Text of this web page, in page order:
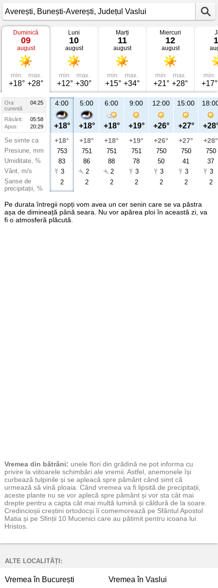
Vremea
Averești
Bunești-
Averești,
Județul
Vaslui
Duminică
09
august
min.
+18°
max.
+28°
Luni
10
august
min.
+12°
max.
+30°
Marți
11
august
min.
+15°
max.
+34°
Miercuri
12
august
min.
+21°
max.
+28°
min.
+17°
Ora
04:25
curentă
Răsărit:
05:58
Apus:
20:29
Se simte ca
Presiune, mm
Umiditate, %
Vânt, m/s
Șanse de
precipitații, %
4:00
+18°
+18°
753
83
3
2
5:00
+18°
+18°
751
86
2
2
6:00
+18°
+18°
751
88
2
2
9:00
+19°
+19°
751
78
3
2
12:00
+26°
+26°
750
50
3
2
15:00
+27°
+27°
750
41
3
2
+28°
750
37
3
2
Pe durata întregii nopți vom avea un cer senin care se va păstra
așa de dimineață până seara. Nu vor apărea ploi în această zi, va
fi o atmosferă plăcută.
Vremea din bătrâni: unele flori din grădină ne pot informa cu
privire la viitoarele schimbări ale vremii. Astfel, anemonele își
curbează tulpinile și se apleacă spre pământ când simt că
urmează să vină ploaia. Când vremea va fi lipsită de precipitații,
aceste plante nu se vor aplecă spre pământ și vor sta cât mai
drepte pentru a capta cât mai multă lumină și căldură de la soare.
Credincioșii creștini ortodocși îi comemorează pe Sfântul Apostol
Matia și pe Sfinții 10 Mucenici care au pătimit pentru icoana lui
Hristos.
ALTE LOCALITĂȚI:
Vremea în București Vremea în Vaslui